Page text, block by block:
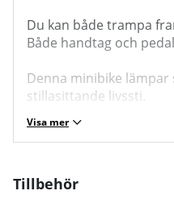
Du kan både trampa
Både handtag och
Denna minibike
stillasittande livssti.
Visa mer
Tillbehör